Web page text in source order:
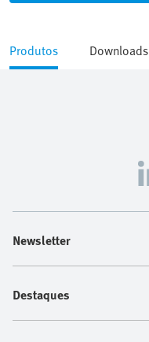
Produtos Downloads
Newsletter
Destaques